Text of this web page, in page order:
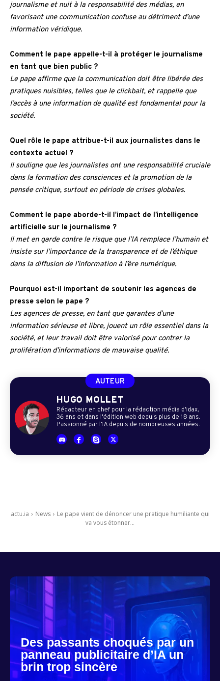
journalisme et nuit à la responsabilité des médias, en
favorisant une communication confuse au détriment d’une
information véridique.
Comment le pape appelle-t-il à protéger le journalisme
en tant que bien public ?
Le pape affirme que la communication doit être libérée des
pratiques nuisibles, telles que le clickbait, et rappelle que
l’accès à une information de qualité est fondamental pour la
société.
Quel rôle le pape attribue-t-il aux journalistes dans le
contexte actuel ?
Il souligne que les journalistes ont une responsabilité cruciale
dans la formation des consciences et la promotion de la
pensée critique, surtout en période de crises globales.
Comment le pape aborde-t-il l’impact de l’intelligence
artificielle sur le journalisme ?
Il met en garde contre le risque que l’IA remplace l’humain et
insiste sur l’importance de la transparence et de l’éthique
dans la diffusion de l’information à l’ère numérique.
Pourquoi est-il important de soutenir les agences de
presse selon le pape ?
Les agences de presse, en tant que garantes d’une
information sérieuse et libre, jouent un rôle essentiel dans la
société, et leur travail doit être valorisé pour contrer la
prolifération d’informations de mauvaise qualité.
AUTEUR
HUGO MOLLET
Rédacteur en chef pour la rédaction média d'idax,
36 ans et dans l'édition web depuis plus de 18 ans.
Passionné par l'IA depuis de nombreuses années.
actu.ia News
Le pape vient de dénoncer une pratique humiliante qui
va vous étonner...
Des passants choqués par un
panneau publicitaire d’IA un
brin trop sincère